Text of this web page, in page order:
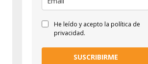
He leído y acepto la política de
privacidad.
SUSCRIBIRME